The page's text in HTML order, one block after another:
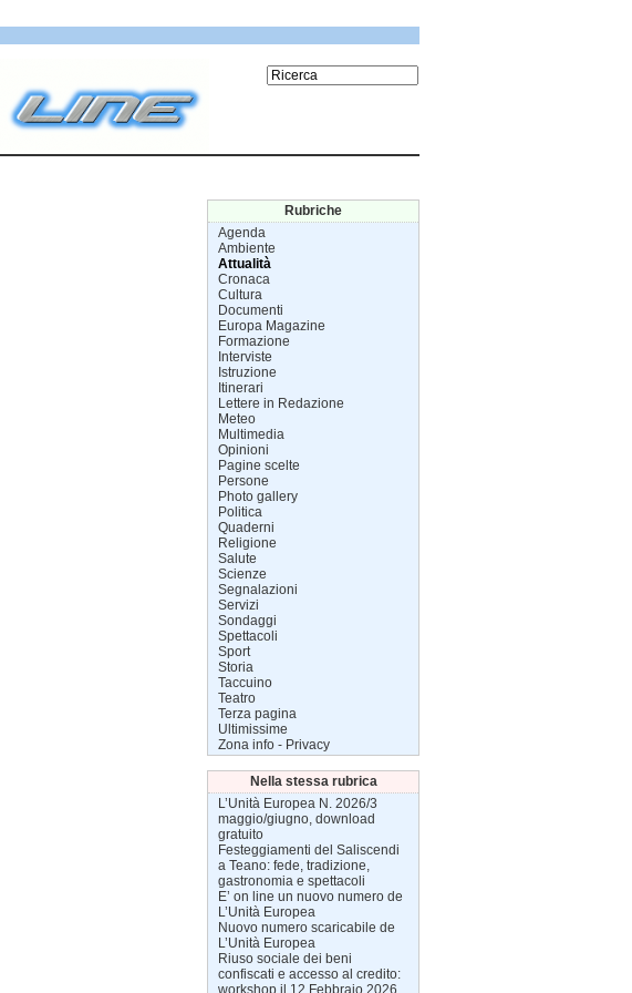
Rubriche
Agenda
Ambiente
Attualità
Cronaca
Cultura
Documenti
Europa Magazine
Formazione
Interviste
Istruzione
Itinerari
Lettere in Redazione
Meteo
Multimedia
Opinioni
Pagine scelte
Persone
Photo gallery
Politica
Quaderni
Religione
Salute
Scienze
Segnalazioni
Servizi
Sondaggi
Spettacoli
Sport
Storia
Taccuino
Teatro
Terza pagina
Ultimissime
Zona info - Privacy
Nella stessa rubrica
L’Unità Europea N. 2026/3
maggio/giugno, download
gratuito
Festeggiamenti del Saliscendi
a Teano: fede, tradizione,
gastronomia e spettacoli
E’ on line un nuovo numero de
L’Unità Europea
Nuovo numero scaricabile de
L’Unità Europea
Riuso sociale dei beni
confiscati e accesso al credito:
workshop il 12 Febbraio 2026